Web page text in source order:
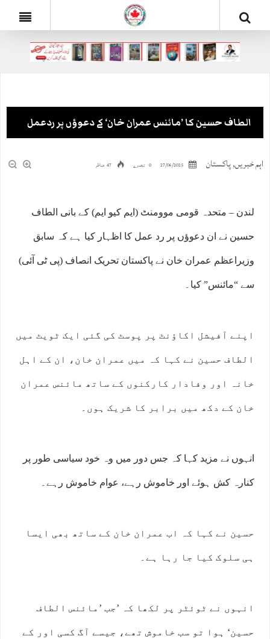
الطاف حسین کا ’مائنس عمران خان‘ کے دعوؤں پر ردعمل
اہم خبریں,پاکستان 27/06/2025 0 تبصرے 47 مناظر
لندن – متحدہ قومی موومنٹ (ایم کیو ایم) کے بانی الطاف
حسین نے ان دعوؤں پر رد عمل کا اظہار کیا ہے کہ سابق
وزیراعظم عمران خان نے پاکستان تحریک انصاف (پی ٹی آئی)
سے “مائنس” کیا۔
اپنے آفیشل اکاؤنٹ پر پوسٹ کی گئی ایک ٹویٹ میں
الطاف حسین نے کہا کہ میں عمران خان، ان کے اہل
خانہ اور وفادار کارکنوں کے ساتھ مائنس عمران
خان کے دکھ میں برابر کا شریک ہوں۔
انہوں نے مزید کہا کہ جس دور میں وہ خود سیاسی طور پر
کنارہ کش ہوئے اور خاموش رہے، عوام خاموش رہے۔
حسین نے کہا کہ اب عمران خان کے ساتھ بھی ایسا
ہی سلوک کیا جا رہا ہے۔
انہوں نے ٹوئٹر پر لکھا کہ ’جب ’مائنس الطاف
حسین‘ ہوا تو سب خاموش تھے، جیسے آگ کسی اور کے